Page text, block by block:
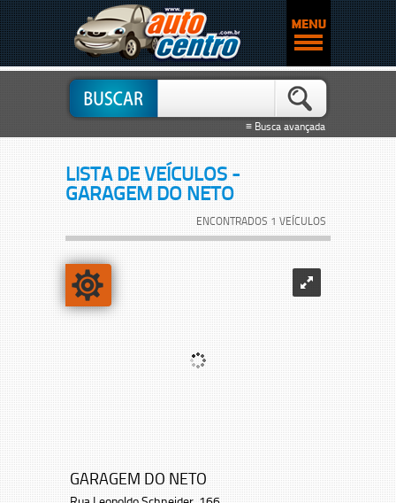
≡ Busca avançada
LISTA DE VEÍCULOS -
GARAGEM DO NETO
ENCONTRADOS 1 VEÍCULOS
GARAGEM DO NETO